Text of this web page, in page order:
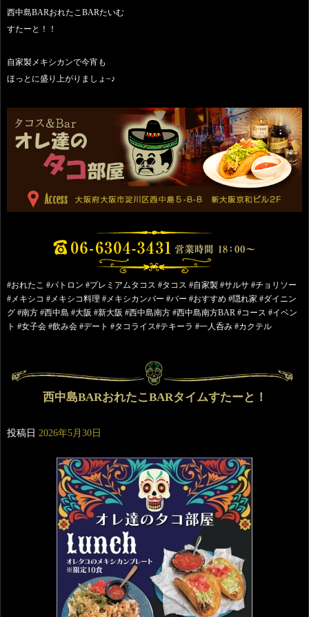
西中島BARおれたこBARたいむ
すたーと！！
自家製メキシカンで今宵も
ほっとに盛り上がりましょ~♪
#おれたこ #パトロン #プレミアムタコス #タコス #自家製 #サルサ #チョリソー
#メキシコ #メキシコ料理 #メキシカンバー #バー #おすすめ #隠れ家 #ダイニン
グ #南方 #西中島 #大阪 #新大阪 #西中島南方 #西中島南方BAR #コース #イベン
ト #女子会 #飲み会 #デート #タコライス#テキーラ #一人呑み #カクテル
西中島BARおれたこBARタイムすたーと！
投稿日 2026年5月30日